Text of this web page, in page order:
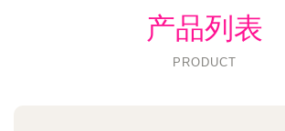
产品列表
PRODUCT